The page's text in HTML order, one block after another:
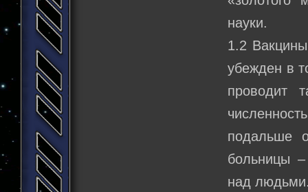
науки.
1.2
убежден в
проводит
подальше
больницы
над